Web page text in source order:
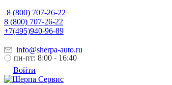
8 (800) 707-26-22
8 (800) 707-26-22
+7(495)940-96-89
info@sherpa-auto.ru
пн-пт: 8:00 - 16:40
Войти